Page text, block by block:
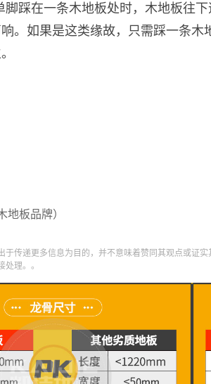
踩在一条木地板处时，木地板往下
。如果是这类缘故，只需踩一条木
板品牌）
传递更多信息为目的，并不意味着赞同其观点或证实
理。。